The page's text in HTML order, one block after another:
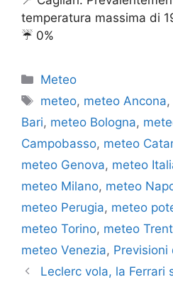
temperatura massima di
☔️ 0%
Categorie
Meteo
Tag
meteo, meteo Ancona,
Bari, meteo Bologna,
Campobasso, meteo
meteo Genova, meteo
meteo Milano, meteo
meteo Perugia, meteo
meteo Torino, meteo
meteo Venezia, Previsioni
Leclerc vola, la Ferrari